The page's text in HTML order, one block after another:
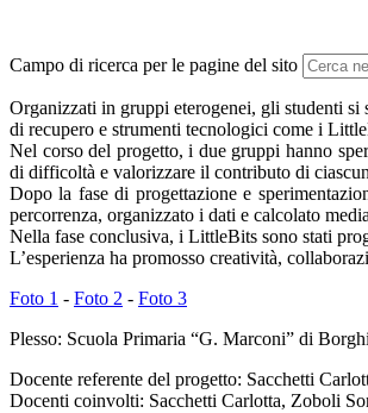
Campo di ricerca per le pagine del sito
Organizzati in gruppi eterogenei, gli studenti
di recupero e strumenti tecnologici come i
Nel corso del progetto, i due gruppi hanno
di difficoltà e valorizzare il contributo di
Dopo la fase di progettazione e
percorrenza, organizzato i dati e calcolato
Nella fase conclusiva, i LittleBits sono stati
L’esperienza ha promosso creatività,
Foto 1 - Foto 2 - Foto 3
Plesso: Scuola Primaria “G. Marconi” di Borghi
Docente referente del progetto: Sacchetti
Docenti coinvolti: Sacchetti Carlotta, Zoboli